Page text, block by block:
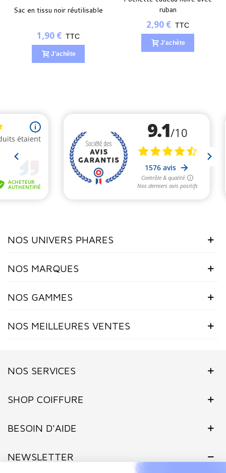
Sac en tissu noir réutilisable
1,90 € TTC
J'achète
ruban
2,90 € TTC
J'achète
NOS UNIVERS PHARES
NOS MARQUES
NOS GAMMES
NOS MEILLEURES VENTES
NOS SERVICES
SHOP COIFFURE
BESOIN D'AIDE
NEWSLETTER